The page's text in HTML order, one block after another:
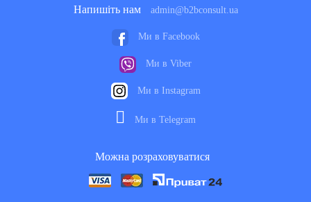
Напишіть нам admin@b2bconsult.ua
Ми в Facebook
Ми в Viber
Ми в Instagram
Ми в Telegram
Можна розраховуватися